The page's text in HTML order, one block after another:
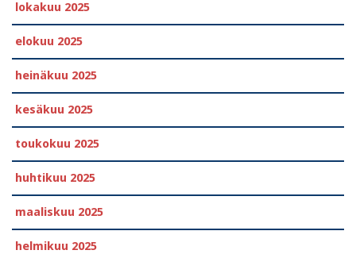
lokakuu 2025
elokuu 2025
heinäkuu 2025
kesäkuu 2025
toukokuu 2025
huhtikuu 2025
maaliskuu 2025
helmikuu 2025